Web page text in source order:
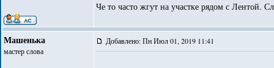
Че то часто жгут на участке рядом с Лентой.
Машенька
мастер слова
Добавлено: Пн Июл 01, 2019 11:41